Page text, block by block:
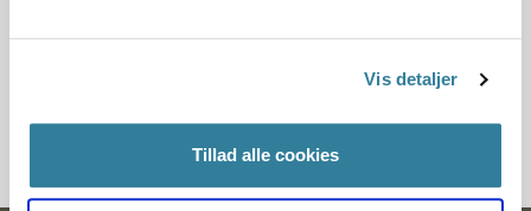
Vis detaljer
Tillad alle cookies
19-30591